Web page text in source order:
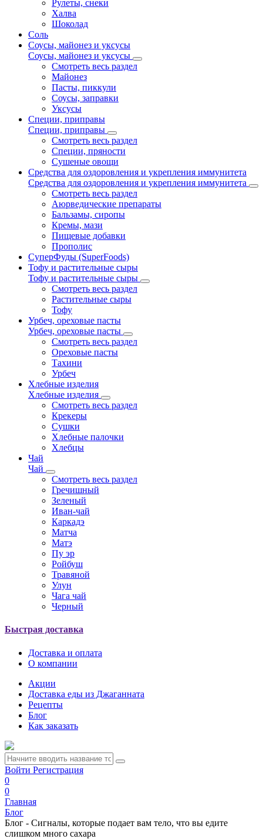
Рулеты, снеки
Халва
Шоколад
Соль
Соусы, майонез и уксусы
Соусы, майонез и уксусы
Смотреть весь раздел
Майонез
Пасты, пиккули
Соусы, заправки
Уксусы
Специи, приправы
Специи, приправы
Смотреть весь раздел
Специи, пряности
Сушеные овощи
Средства для оздоровления и укрепления иммунитета
Средства для оздоровления и укрепления иммунитета
Смотреть весь раздел
Аюрведические препараты
Бальзамы, сиропы
Кремы, мази
Пищевые добавки
Прополис
СуперФуды (SuperFoods)
Тофу и растительные сыры
Тофу и растительные сыры
Смотреть весь раздел
Растительные сыры
Тофу
Урбеч, ореховые пасты
Урбеч, ореховые пасты
Смотреть весь раздел
Ореховые пасты
Тахини
Урбеч
Хлебные изделия
Хлебные изделия
Смотреть весь раздел
Крекеры
Сушки
Хлебные палочки
Хлебцы
Чай
Чай
Смотреть весь раздел
Гречишный
Зеленый
Иван-чай
Каркадэ
Матча
Матэ
Пу эр
Ройбуш
Травяной
Улун
Чага чай
Черный
Быстрая доставка
Доставка и оплата
О компании
Акции
Доставка еды из Джаганната
Рецепты
Блог
Как заказать
Войти Регистрация
0
0
Главная
Блог
Блог - Сигналы, которые подает вам тело, что вы едите
слишком много сахара